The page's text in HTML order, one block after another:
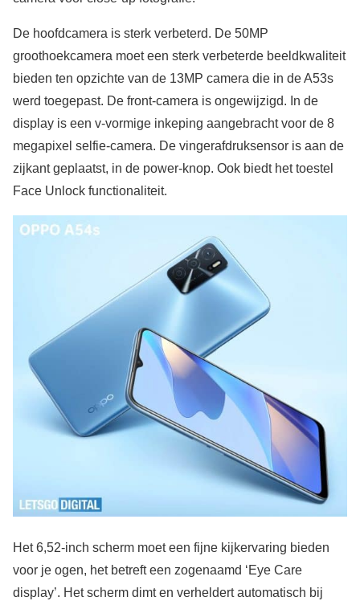
De hoofdcamera is sterk verbeterd. De 50MP
groothoekcamera moet een sterk verbeterde beeldkwaliteit
bieden ten opzichte van de 13MP camera die in de A53s
werd toegepast. De front-camera is ongewijzigd. In de
display is een v-vormige inkeping aangebracht voor de 8
megapixel selfie-camera. De vingerafdruksensor is aan de
zijkant geplaatst, in de power-knop. Ook biedt het toestel
Face Unlock functionaliteit.
Het 6,52-inch scherm moet een fijne kijkervaring bieden
voor je ogen, het betreft een zogenaamd ‘Eye Care
display’. Het scherm dimt en verheldert automatisch bij